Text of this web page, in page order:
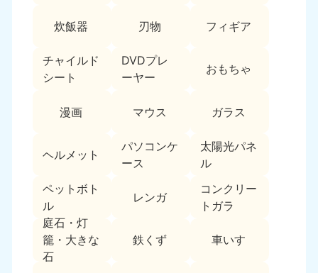
炊飯器 刃物 フィギア
チャイルド
シート
DVDプレ
ーヤー
おもちゃ
漫画 マウス ガラス
ヘルメット
パソコンケ
ース
太陽光パネ
ル
ペットボト
ル
レンガ
コンクリー
トガラ
庭石・灯
籠・大きな
石
鉄くず 車いす
奈良県
050-1881-5249
三重県
050-1881-5254
滋賀県
9:00〜19:00 年中無休 9:00〜19:00 年中無休
050-1881-5248
中国
岡山県
050-1881-5146
9:00〜19:00 年中無休
山口県
050-1880-9900